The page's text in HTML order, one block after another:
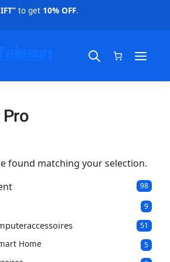
to get 10% OFF.
found matching your selection.
989
p
o
d
u
c
99
o
d
u
51 5
p
r
Home 55